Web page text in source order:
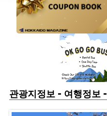
관광지정보- 여행정보-